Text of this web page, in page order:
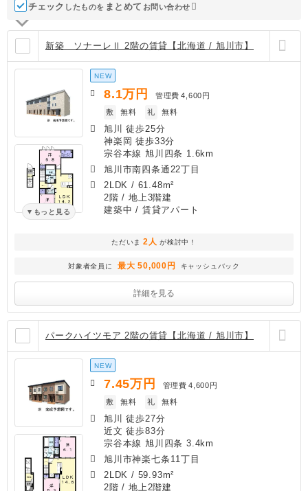
チェック したものを ま と めて お問い合わせ
新築 ソナーレⅡ 2階の賃貸【北海道 / 旭川市】
もっと見る
NEW
8.1万円 管理費 4,600円
敷
無料 礼 無料
旭川 徒歩25分
神楽岡 徒歩33分
宗谷本線 旭川四条 1.6km
旭川市南四条通22丁目
2LDK / 61.48m²
2階 / 地上3階建
建築中 / 賃貸アパート
ただいま 2人 が検討中！
対象者全員に 最大 50,000円 キャッシュバック
詳細を見る
パークハイツモア 2階の賃貸【北海道 / 旭川市】
NEW
7.45万円 管理費 4,600円
敷
無料 礼 無料
旭川 徒歩27分
近文 徒歩83分
宗谷本線 旭川四条 3.4km
旭川市神楽七条11丁目
2LDK / 59.93m²
2階 / 地上2階建